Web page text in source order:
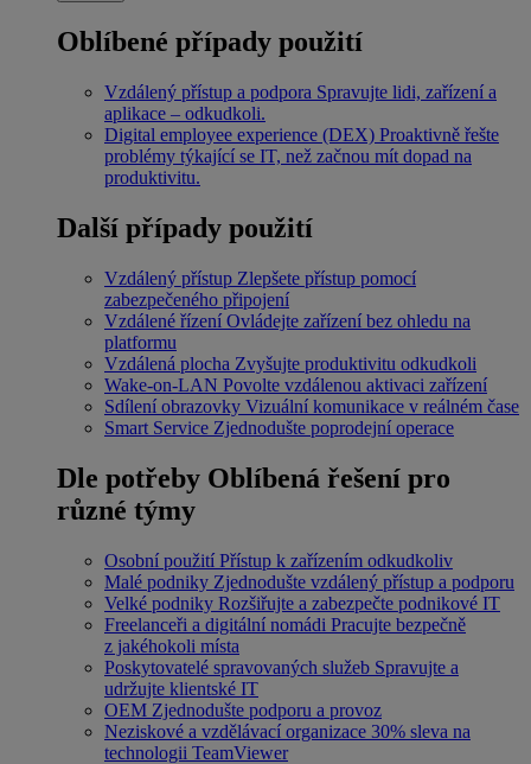
Oblíbené případy použití
Vzdálený přístup a podpora Spravujte lidi, zařízení a
aplikace – odkudkoli.
Digital employee experience (DEX) Proaktivně řešte
problémy týkající se IT, než začnou mít dopad na
produktivitu.
Další případy použití
Vzdálený přístup Zlepšete přístup pomocí
zabezpečeného připojení
Vzdálené řízení Ovládejte zařízení bez ohledu na
platformu
Vzdálená plocha Zvyšujte produktivitu odkudkoli
Wake-on-LAN Povolte vzdálenou aktivaci zařízení
Sdílení obrazovky Vizuální komunikace v reálném čase
Smart Service Zjednodušte poprodejní operace
Dle potřeby Oblíbená řešení pro
různé týmy
Osobní použití Přístup k zařízením odkudkoliv
Malé podniky Zjednodušte vzdálený přístup a podporu
Velké podniky Rozšiřujte a zabezpečte podnikové IT
Freelanceři a digitální nomádi Pracujte bezpečně
z jakéhokoli místa
Poskytovatelé spravovaných služeb Spravujte a
udržujte klientské IT
OEM Zjednodušte podporu a provoz
Neziskové a vzdělávací organizace 30% sleva na
technologii TeamViewer